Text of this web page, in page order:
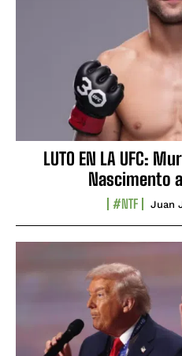
LUTO EN LA UFC:
Nascimento
#NTF Juan